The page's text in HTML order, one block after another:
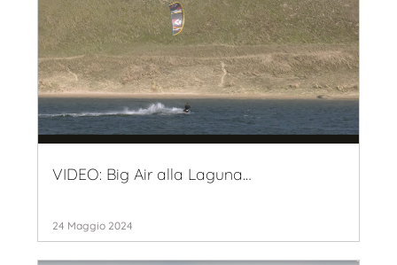
VIDEO: Big Air alla Laguna…
24 Maggio 2024